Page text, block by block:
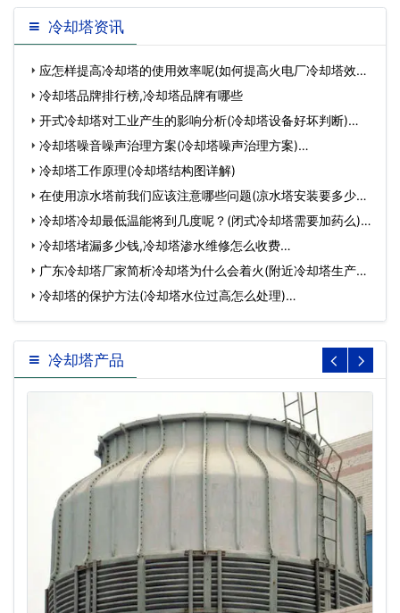
冷却塔资讯
应怎样提高冷却塔的使用效率呢(如何提高火电厂冷却塔效率)
… 冷却塔品牌排行榜,冷却塔品牌有哪些
开式冷却塔对工业产生的影响分析(冷却塔设备好坏判断)…
冷却塔噪音噪声治理方案(冷却塔噪声治理方案)…
冷却塔工作原理(冷却塔结构图详解)
在使用凉水塔前我们应该注意哪些问题(凉水塔安装要多少时
间…冷却塔冷却最低温能将到几度呢？(闭式冷却塔需要加药么)…
冷却塔堵漏多少钱,冷却塔渗水维修怎么收费…
广东冷却塔厂家简析冷却塔为什么会着火(附近冷却塔生产厂
家…冷却塔的保护方法(冷却塔水位过高怎么处理)…
冷却塔产品